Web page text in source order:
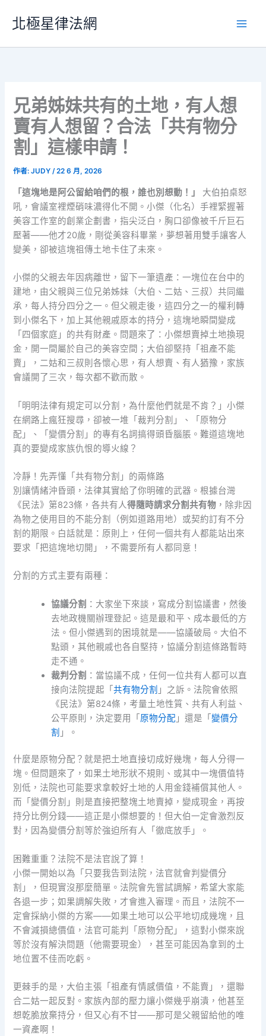
要
北極星律法網
兄弟姊妹共有的土地，有人想
賣有人想留？合法「共有物分
割」這樣申請！
作者:JUDY/22 6 月, 2026
「這塊地是阿公留給咱們的根，誰也別想動！」
大伯拍桌怒
吼，會議室裡煙硝味濃得化不開。小傑（化名）手裡緊握著
美容工作室的創業企劃書，指尖泛白，胸口卻像被千斤巨石
壓著——他才20歲，剛從美容科畢業，夢想著用雙手讓客人
變美，卻被這塊祖傳土地卡住了未來。
小傑的父親去年因病離世，留下一筆遺產：一塊位在台中的
建地，由父親與三位兄弟姊妹（大伯、二姑、三叔）共同繼
承，每人持分四分之一。但父親走後，這四分之一的權利轉
到小傑名下，加上其他親戚原本的持分，這塊地瞬間變成
「四個家庭」的共有財產。問題來了：小傑想賣掉土地換現
金，開一間屬於自己的美容空間；大伯卻堅持「祖產不能
賣」，二姑和三叔則各懷心思，有人想賣、有人猶豫，家族
會議開了三次，每次都不歡而散。
「明明法律有規定可以分割，為什麼他們就是不肯？」小傑
在網路上瘋狂搜尋，卻被一堆「裁判分割」、「原物分
配」、「變價分割」的專有名詞搞得頭昏腦脹。難道這塊地
真的要變成家族仇恨的導火線？
冷靜！先弄懂「共有物分割」的兩條路
別讓情緒沖昏頭，法律其實給了你明確的武器。根據台灣
《民法》第823條，各共有人得隨時請求分割共有物 ，除非因
為物之使用目的不能分割（例如道路用地）或契約訂有不分
割的期限。白話就是：原則上，任何一個共有人都能站出來
要求「把這塊地切開」，不需要所有人都同意！
分割的方式主要有兩種：
協議分割 ：大家坐下來談，寫成分割協議書，然後
去地政機關辦理登記。這是最和平、成本最低的方
法。但小傑遇到的困境就是——協議破局。大伯不
點頭，其他親戚也各自堅持，協議分割這條路暫時
走不通。
裁判分割 ：當協議不成，任何一位共有人都可以直
接向法院提起「共有物分割 」之訴。法院會依照
《民法》第824條，考量土地性質、共有人利益、
公平原則，決定要用「 原物分配 」還是「變價分
割 」。
什麼是原物分配？就是把土地直接切成好幾塊，每人分得一
塊。但問題來了，如果土地形狀不規則、或其中一塊價值特
別低，法院也可能要求拿較好土地的人用金錢補償其他人。
而「變價分割」則是直接把整塊土地賣掉，變成現金，再按
持分比例分錢——這正是小傑想要的！但大伯一定會激烈反
對，因為變價分割等於強迫所有人「徹底放手」。
困難重重？法院不是法官說了算！
小傑一開始以為「只要我告到法院，法官就會判變價分
割」，但現實沒那麼簡單。法院會先嘗試調解，希望大家能
各退一步；如果調解失敗，才會進入審理。而且，法院不一
定會採納小傑的方案——如果土地可以公平地切成幾塊，且
不會減損總價值，法官可能判「原物分配」，這對小傑來說
等於沒有解決問題（他需要現金），甚至可能因為拿到的土
地位置不佳而吃虧。
更棘手的是，大伯主張「祖產有情感價值，不能賣」，還聯
合二姑一起反對。家族內部的壓力讓小傑幾乎崩潰，他甚至
想乾脆放棄持分，但又心有不甘——那可是父親留給他的唯
一資產啊！